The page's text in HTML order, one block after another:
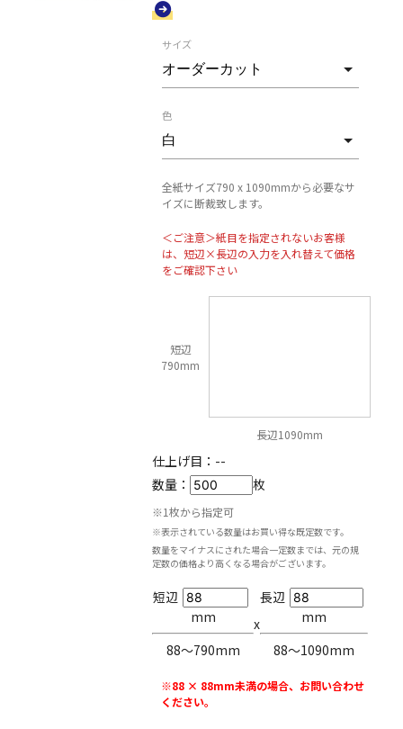
サイズ
色
全紙サイズ790 x 1090mmから必要なサ
イズに断裁致します。
＜ご注意＞紙目を指定されないお客様
は、短辺×長辺の入力を入れ替えて価格
をご確認下さい
短辺
790mm
長辺1090mm
仕上げ目： --
数量：
枚
※1枚から指定可
※表示されている数量はお買い得な既定数です。
数量をマイナスにされた場合一定数までは、元の規
定数の価格より高くなる場合がございます。
短辺
mm
88〜790mm
x
長辺
mm
88〜1090mm
※88 × 88mm未満の場合、お問い合わせ
ください。